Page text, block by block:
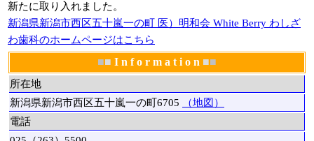
新たに取り入れました。
新潟県新潟市西区五十嵐一の町 医）明和会 White Berry わしざ
わ歯科のホームページはこちら
■■ I n f o r m a t i o n ■■
所在地
新潟県新潟市西区五十嵐一の町6705
（地図）
電話